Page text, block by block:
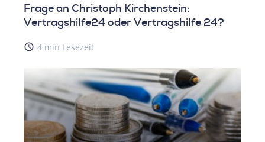
Frage an Christoph Kirchenstein:
Vertragshilfe24 oder Vertragshilfe 24?
access_time 4 min Lesezeit